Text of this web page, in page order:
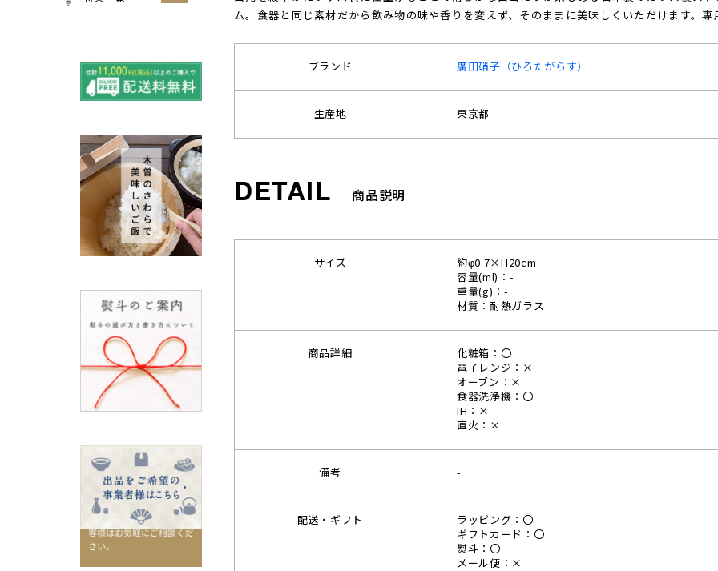
秋
よくある質問〈ほうき
全般〉
NEW
方
棕櫚箒と江戸箒の違い NEW
江戸箒の特徴 NEW
棕櫚箒の特徴 NEW
箒で見直す暮らしの基
準
NEW
ノスタルジックな肥前びーど
SUSgalleryと過ごす至福の時
千切りピーラーで仕込んでみ
星座マグでくつろぎのひとと
コーヒーミルで格別な1杯を
味わう
行平鍋があればたいていのこ
とは大丈夫。
馬毛歯ブラシがオススメな理
ム。食器と同じ素材だから飲み物の味や香りを変えず、そのままに美味しくいただけます。
ブランド 廣田硝子（ひろたがらす）
生産地 東京都
商品説明
サイズ
約φ0.7×H20cm
容量(ml)：-
重量(g)：-
材質：耐熱ガラス
商品詳細
化粧箱：〇
電子レンジ：×
オーブン：×
食器洗浄機：〇
IH：×
直火：×
備考 -
配送・ギフト
ラッピング：〇
ギフトカード：〇
熨斗：〇
メール便：×